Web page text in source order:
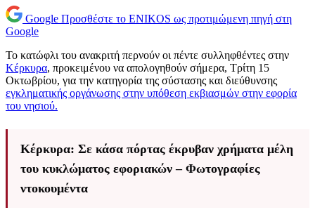
Google Προσθέστε το ENIKOS ως προτιμώμενη πηγή στη
Google
Το κατώφλι του ανακριτή περνούν οι πέντε συλληφθέντες στην
Κέρκυρα, προκειμένου να απολογηθούν σήμερα, Τρίτη 15
Οκτωβρίου, για την κατηγορία της σύστασης και διεύθυνσης
εγκληματικής οργάνωσης στην υπόθεση εκβιασμών στην εφορία
του νησιού.
Κέρκυρα: Σε κάσα πόρτας έκρυβαν χρήματα μέλη
του κυκλώματος εφοριακών – Φωτογραφίες
ντοκουμέντα